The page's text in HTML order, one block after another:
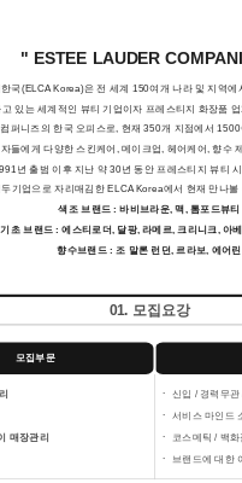
" ESTEE LAUDER
국(ELCA Korea)은 전 세계 150여개 나라 및 지역에
고 있는 세계적인 뷰티 기업이자 프레스티지 화장품
퍼니즈의 한국 오피스로, 현재 350개 지점에서
들에게 다양한 스킨케어, 메이크업, 헤어케어, 향수
년 출범 이후 지난 약 30년 동안 프레스티지 뷰티
두기업으로 자리매김한 ELCA Korea에서 현재 만나볼
색조 브랜드 : 바비브라운, 맥, 톰포드뷰티
기초 브랜드 : 에스티로더, 달팡, 라메르, 크리니크, 아
향수브랜드 : 조 말론 런던, 르라보, 에어린
01. 모집요강
모집부문
매장관리
ㆍ
신입 / 경력무
ㆍ
서비스 마인드
ㆍ
코스메틱 / 백
ㆍ
브랜드에 대한